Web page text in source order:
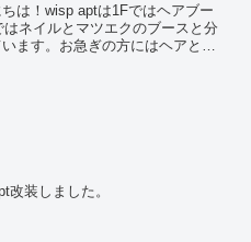
ちは！wisp aptは1Fではヘアブー
はネイルとマツエクのブースと分
ます。お急ぎの方にはヘアとネ
改装しました。